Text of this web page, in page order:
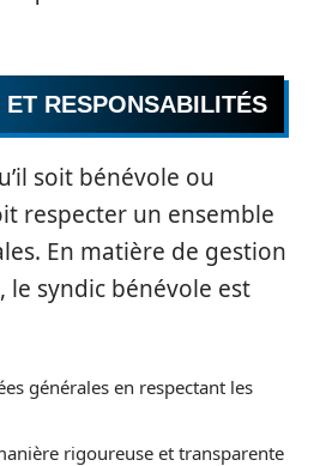
RESPONSABILITÉS
soit bénévole ou
respecter un ensemble
En matière de gestion
le syndic bénévole est
générales en respectant les
rigoureuse et transparente